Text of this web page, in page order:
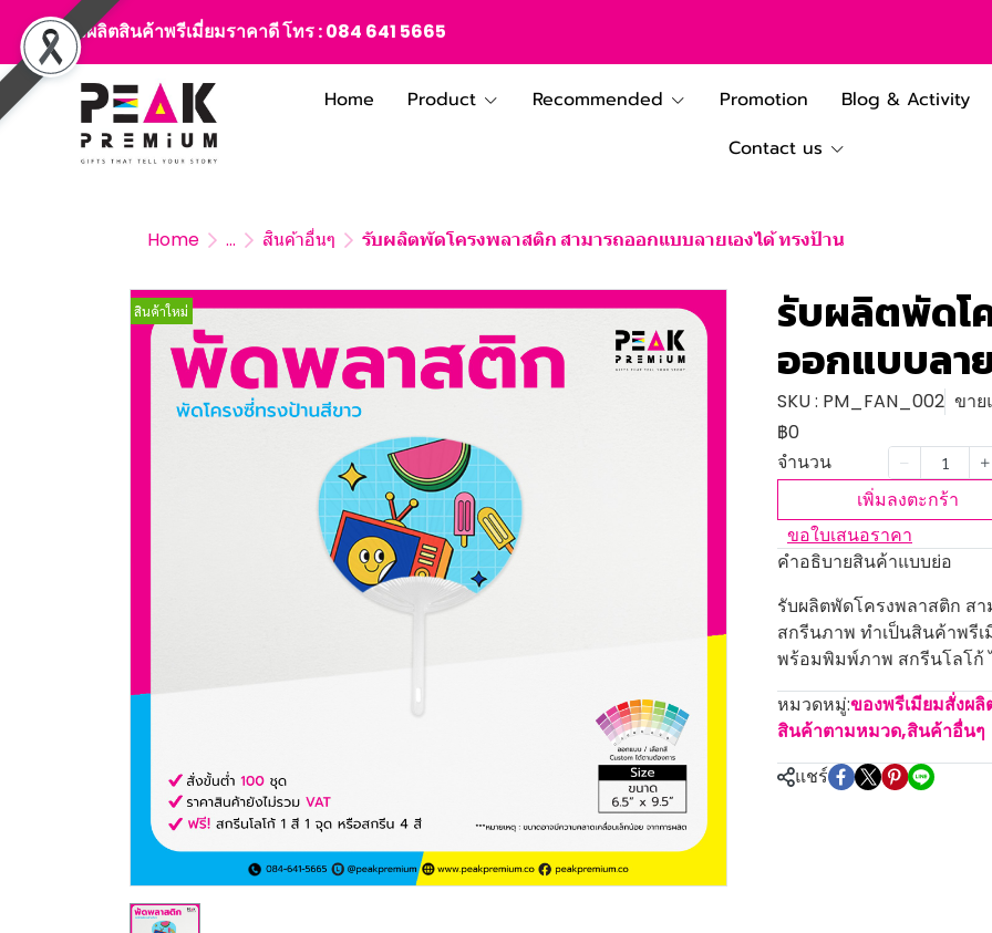
สั่งผลิตสินค้าพรีเมี่ยมราคาดี โทร :084 641 5665
Home Product Recommended Promotion Blog & Activity
Contact us
Home ... สินค้าอื่นๆ รับผลิตพัดโครงพลาสติก สามารถออกแบบลายเองได้ ทรงป้าน
สินค้าใหม่ รับผลิตพัดโ
ออกแบบลา
SKU : PM_FAN_002 ขาย
฿0
จำนวน
เพิ่มลงตะกร้า
ขอใบเสนอราคา
คำอธิบายสินค้าแบบย่อ
รับผลิตพัดโครงพลาสติก ส
สกรีนภาพ ทำเป็นสินค้าพรี
พร้อมพิมพ์ภาพ สกรีนโลโก้
หมวดหมู่:ของพรีเมียมสั่งผ
สินค้าตามหมวด,สินค้าอื่นๆ
แชร์